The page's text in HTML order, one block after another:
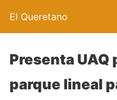
El Queretano
Presenta UAQ
parque lineal